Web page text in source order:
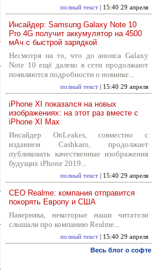
полный текст | 15:40 29 апреля
Инсайдер: Samsung Galaxy Note 10
Pro 4G получит аккумулятор на 4500
мАч с быстрой зарядкой
Несмотря на то, что до анонса Galaxy
Note 10 ещё далеко в сети продолжают
появляются подробности о новинке...
полный текст | 15:40 29 апреля
iPhone XI показался на новых
изображениях: на этот раз вместе с
iPhone XI Max
Инсайдер OnLeakes, совместно с
изданием Cashkaro, продолжает
публиковать качественные изображения
будущих iPhone 2019...
полный текст | 15:40 29 апреля
CEO Realme: компания отправится
покорять Европу и США
Наверняка, некоторые наши читатели
слышали про компанию Realme...
полный текст | 15:40 29 апреля
Весь блог о софте